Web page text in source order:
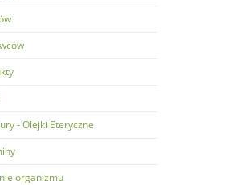
- Olejki Eteryczne
organizmu